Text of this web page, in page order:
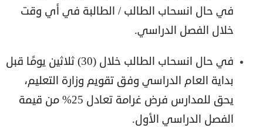
في حال انسحاب الطالب / الطالبة في أي وقت
خلال الفصل الدراسي.
في حال انسحاب الطالب خلال (30) ثلاثين يومًا قبل
بداية العام الدراسي وفق تقويم وزارة التعليم،
يحق للمدارس فرض غرامة تعادل 25% من قيمة
الفصل الدراسي الأول.